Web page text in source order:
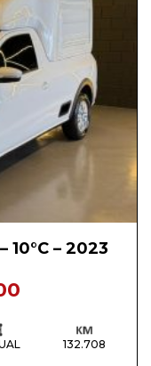
10°C – 2023
132.708